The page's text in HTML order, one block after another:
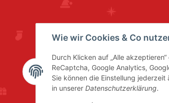
Wie wir Cookies & Co
Durch Klicken auf „Alle
ReCaptcha, Google Analytics,
Sie können die Einstellung
in unserer Datenschutzerklärung.